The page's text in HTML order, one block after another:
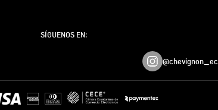
SÍGUENOS EN:
@chevignon_ec